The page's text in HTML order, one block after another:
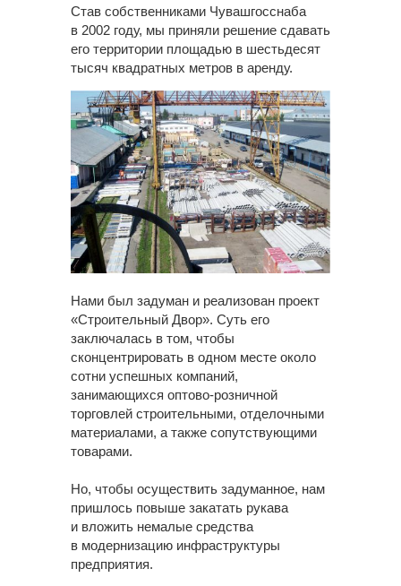
Став собственниками Чувашгосснаба
в 2002 году, мы приняли решение сдавать
его территории площадью в шестьдесят
тысяч квадратных метров в аренду.
Нами был задуман и реализован проект
«Строительный Двор». Суть его
заключалась в том, чтобы
сконцентрировать в одном месте около
сотни успешных компаний,
занимающихся оптово-розничной
торговлей строительными, отделочными
материалами, а также сопутствующими
товарами.
Но, чтобы осуществить задуманное, нам
пришлось повыше закатать рукава
и вложить немалые средства
в модернизацию инфраструктуры
предприятия.